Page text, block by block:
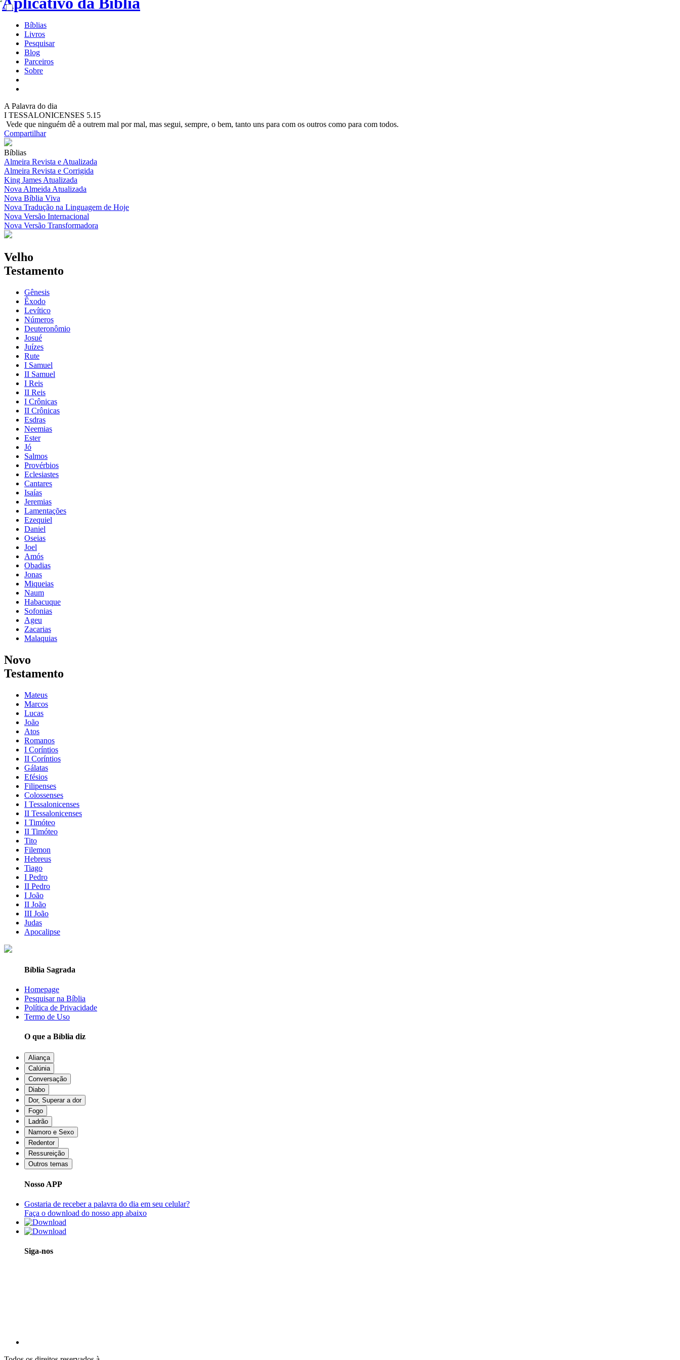
Bíblias
Livros
Pesquisar
Blog
Parceiros
Sobre
A Palavra do dia
I TESSALONICENSES 5.15
Vede que ninguém dê a outrem mal por mal, mas segui, sempre, o bem, tanto uns para com os outros como para com todos.
Compartilhar
Bíblias
Almeira Revista e Atualizada
Almeira Revista e Corrigida
King James Atualizada
Nova Almeida Atualizada
Nova Bíblia Viva
Nova Tradução na Linguagem de Hoje
Nova Versão Internacional
Nova Versão Transformadora
Velho
Testamento
Gênesis
Êxodo
Levítico
Números
Deuteronômio
Josué
Juízes
Rute
I Samuel
II Samuel
I Reis
II Reis
I Crônicas
II Crônicas
Esdras
Neemias
Ester
Jó
Salmos
Provérbios
Eclesiastes
Cantares
Isaías
Jeremias
Lamentações
Ezequiel
Daniel
Oseias
Joel
Amós
Obadias
Jonas
Miqueias
Naum
Habacuque
Sofonias
Ageu
Zacarias
Malaquias
Novo
Testamento
Mateus
Marcos
Lucas
João
Atos
Romanos
I Coríntios
II Coríntios
Gálatas
Efésios
Filipenses
Colossenses
I Tessalonicenses
II Tessalonicenses
I Timóteo
II Timóteo
Tito
Filemon
Hebreus
Tiago
I Pedro
II Pedro
I João
II João
III João
Judas
Apocalipse
Bíblia Sagrada
Homepage
Pesquisar na Bíblia
Política de Privacidade
Termo de Uso
O que a Bíblia diz
Aliança
Calúnia
Conversação
Diabo
Dor, Superar a dor
Fogo
Ladrão
Namoro e Sexo
Redentor
Ressureição
Outros temas
Nosso APP
Gostaria de receber a palavra do dia em seu celular?
Faça o download do nosso app abaixo
Siga-nos